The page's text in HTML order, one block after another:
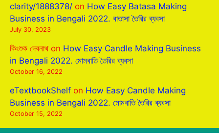
clarity/1888378/ on How Easy Batasa Making
Business in Bengali 2022. বাতাসা তৈরির ব্যবসা
July 30, 2023
কিংশুক দেবনাথon How Easy Candle Making Business
in Bengali 2022. মোমবাতি তৈরির ব্যবসা
October 16, 2022
eTextbookShelf on How Easy Candle Making
Business in Bengali 2022. মোমবাতি তৈরির ব্যবসা
October 15, 2022